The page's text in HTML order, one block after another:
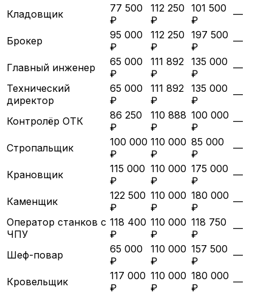
Кладовщик
77 500
₽
112 250
₽
101 500
₽
—
Брокер
95 000
₽
112 250
₽
197 500
₽
—
Главный инженер
65 000
₽
111 892
₽
135 000
₽
—
Технический
директор
65 000
₽
111 892
₽
135 000
₽
—
Контролёр ОТК
86 250
₽
110 888
₽
100 000
₽
—
Стропальщик
100 000
₽
110 000
₽
85 000
₽
—
Крановщик
115 000
₽
110 000
₽
175 000
₽
—
Каменщик
122 500
₽
110 000
₽
180 000
₽
—
Оператор станков с
ЧПУ
118 400
₽
110 000
₽
118 750
₽
—
Шеф-повар
65 000
₽
110 000
₽
157 500
₽
—
Кровельщик
117 000
₽
110 000
₽
180 000
₽
—